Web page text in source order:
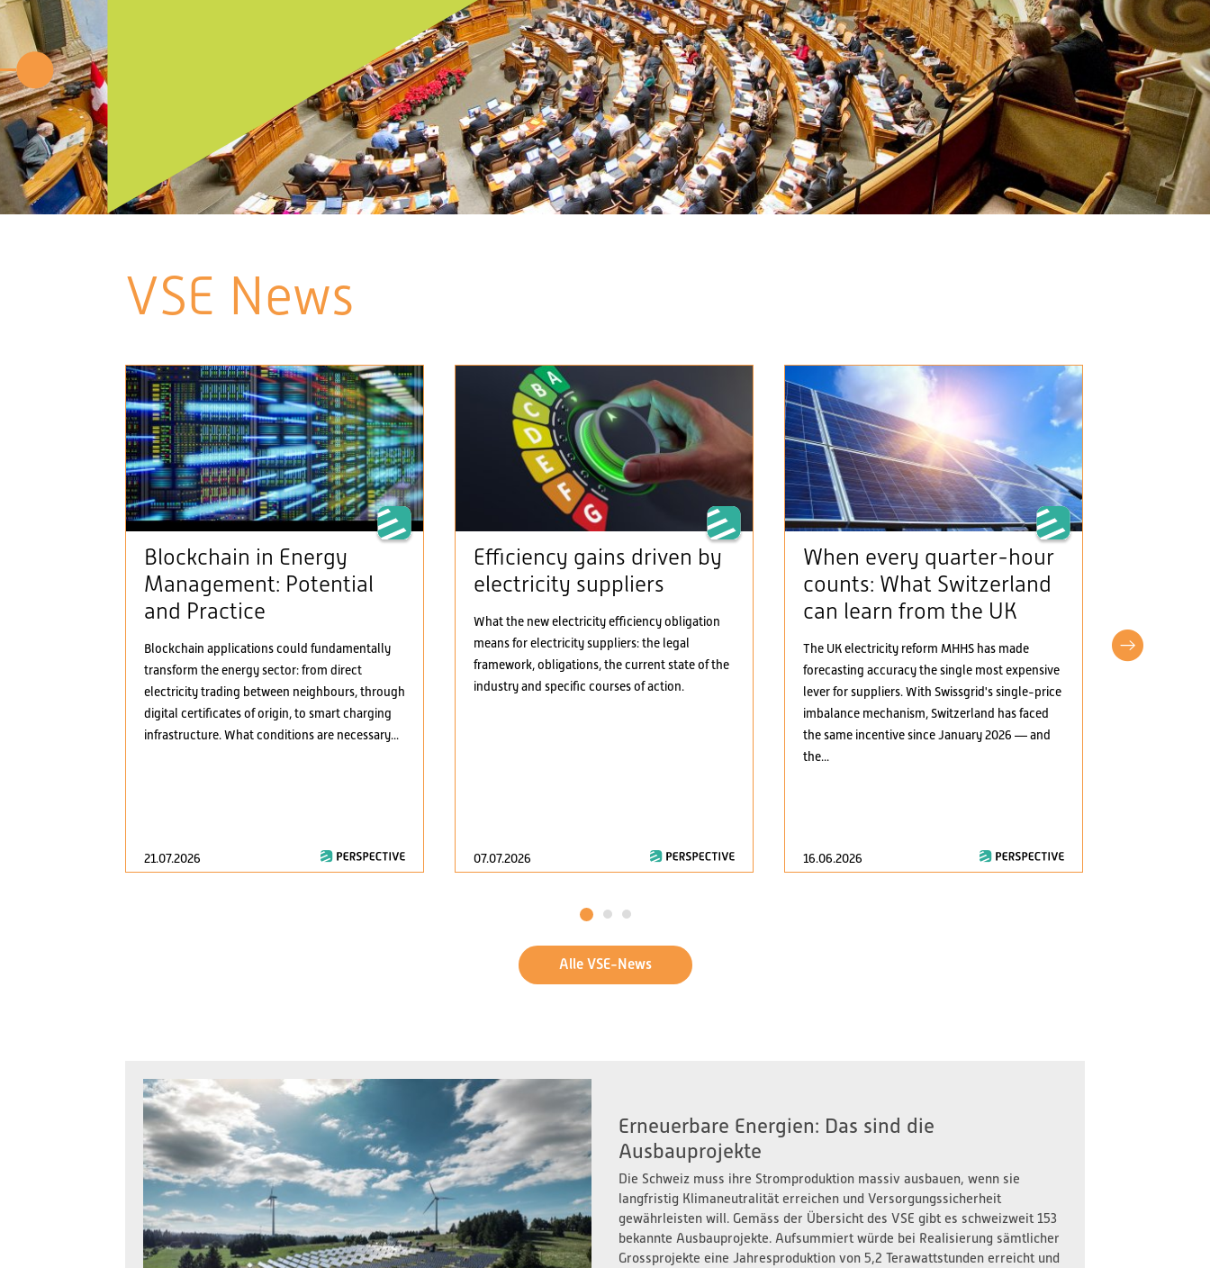
VSE News
Blockchain in Energy
Management: Potential
and Practice
Blockchain applications could fundamentally
transform the energy sector: from direct
electricity trading between neighbours, through
digital certificates of origin, to smart charging
infrastructure. What conditions are necessary...
21.07.2026
Efficiency gains driven by
electricity suppliers
What the new electricity efficiency obligation
means for electricity suppliers: the legal
framework, obligations, the current state of the
industry and specific courses of action.
07.07.2026
When every quarter-hour
counts: What Switzerland
can learn from the UK
The UK electricity reform MHHS has made
forecasting accuracy the single most expensive
lever for suppliers. With Swissgrid's single-price
imbalance mechanism, Switzerland has faced
the same incentive since January 2026 — and
the...
16.06.2026
1 2 3
Alle VSE-News
Erneuerbare Energien: Das sind die
Ausbauprojekte
Die Schweiz muss ihre Stromproduktion massiv ausbauen, wenn sie
langfristig Klimaneutralität erreichen und Versorgungssicherheit
gewährleisten will. Gemäss der Übersicht des VSE gibt es schweizweit 153
bekannte Ausbauprojekte. Aufsummiert würde bei Realisierung sämtlicher
Grossprojekte eine Jahresproduktion von 5,2 Terawattstunden erreicht und